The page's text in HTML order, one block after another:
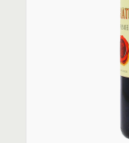
Figeac, ce saint-
partir du
du cru faites de
tanins fins.
il est prêt à
une quinzaine